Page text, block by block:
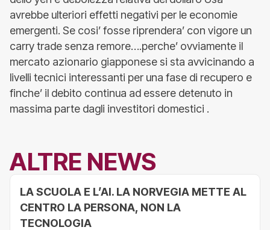
avrebbe ulteriori effetti negativi per le economie
emergenti. Se cosi’ fosse riprendera’ con vigore un
carry trade senza remore….perche’ ovviamente il
mercato azionario giapponese si sta avvicinando a
livelli tecnici interessanti per una fase di recupero e
finche’ il debito continua ad essere detenuto in
massima parte dagli investitori domestici .
ALTRE NEWS
LA SCUOLA E L’AI. LA NORVEGIA METTE AL
CENTRO LA PERSONA, NON LA
TECNOLOGIA